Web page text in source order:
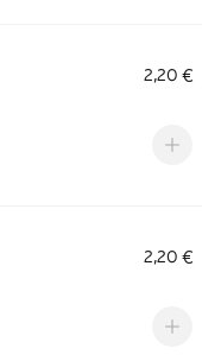
2,20 €
2,20 €